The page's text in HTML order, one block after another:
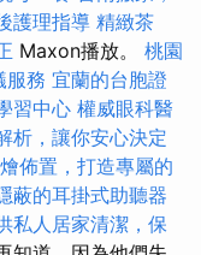
護理指導 精緻茶
Maxon播放。 桃園
服務 宜蘭的台胞證
習中心 權威眼科醫
析，讓你安心決定
佈置，打造專屬的
蔽的耳掛式助聽器
私人居家清潔，保